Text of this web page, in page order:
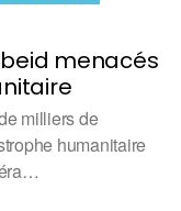
menacés
milliers de
humanitaire